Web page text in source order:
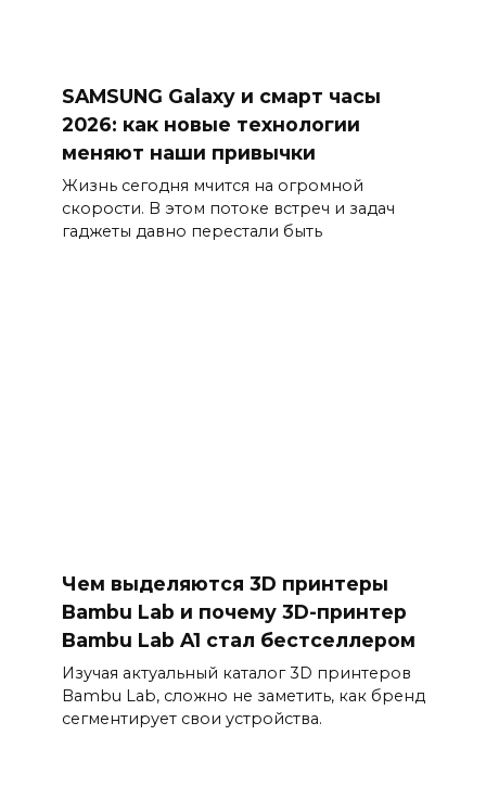
SAMSUNG Galaxy и смарт часы
2026: как новые технологии
меняют наши привычки
Жизнь сегодня мчится на огромной
скорости. В этом потоке встреч и задач
гаджеты давно перестали быть
Чем выделяются 3D принтеры
Bambu Lab и почему 3D-принтер
Bambu Lab A1 стал бестселлером
Изучая актуальный каталог 3D принтеров
Bambu Lab, сложно не заметить, как бренд
сегментирует свои устройства.